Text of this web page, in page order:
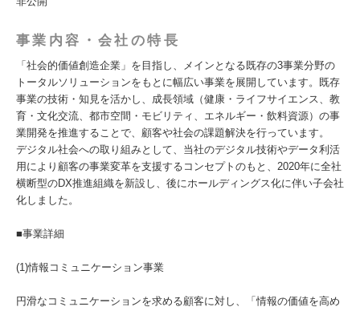
事業内容・会社の特長
「社会的価値創造企業」を目指し、メインとなる既存の3事業分野の
トータルソリューションをもとに幅広い事業を展開しています。既存
事業の技術・知見を活かし、成長領域（健康・ライフサイエンス、教
育・文化交流、都市空間・モビリティ、エネルギー・飲料資源）の事
業開発を推進することで、顧客や社会の課題解決を行っています。
デジタル社会への取り組みとして、当社のデジタル技術やデータ利活
用により顧客の事業変革を支援するコンセプトのもと、2020年に全社
横断型のDX推進組織を新設し、後にホールディングス化に伴い子会社
化しました。
■事業詳細
(1)情報コミュニケーション事業
円滑なコミュニケーションを求める顧客に対し、「情報の価値を高め